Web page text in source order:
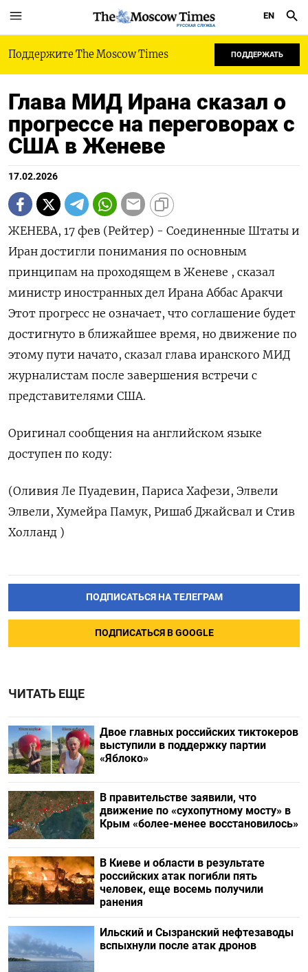
РУССКАЯ СЛУЖБА
EN
Поддержите The Moscow Times ПОДДЕРЖАТЬ
Глава МИД Ирана сказал о
прогрессе на переговорах с
США в Женеве
17.02.2026
ЖЕНЕВА, 17 фев (Рейтер) - Соединенные Штаты ‌и
Иран достигли понимания по основным
принципам ​на ​проходящем в Женеве , ​сказал
⁠министр ‌иностранных дел ‌Ирана Аббас Аракчи
Этот прогресс ​не означает, ‌что соглашение ​будет
достигнуто в ближайшее ‌время, но движение по
этому пути ​начато, ​сказал ‌глава иранского МИД
журналистам ​после завершения встречи с
представителями США.
Оригинал сообщения на английском языке
доступен по ​коду:
(⁠Оливия Ле Пуадевин, Париса ‌Хафези, Элвели
‌Элвели, Хумейра Памук, Ришаб ​Джайсвал и ‌Стив
Холланд )
ПОДПИСАТЬСЯ НА ТЕЛЕГРАМ
ПОДПИСАТЬСЯ В GOOGLE
ЧИТАТЬ ЕЩЕ
Двое главных российских тиктокеров
выступили в поддержку партии
«Яблоко»
В правительстве заявили, что
движение по «сухопутному мосту» в
Крым «более-менее восстановилось»
В Киеве и области в результате
российских атак погибли пять
человек, еще восемь получили
ранения
Ильский и Сызранский нефтезаводы
вспыхнули после атак дронов